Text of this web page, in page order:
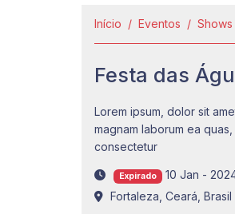
Início Eventos Shows
Festa das
Lorem ipsum, dolor sit
magnam laborum ea
consectetur
Expirado 10 Jan -
Fortaleza, Ceará, Brasil